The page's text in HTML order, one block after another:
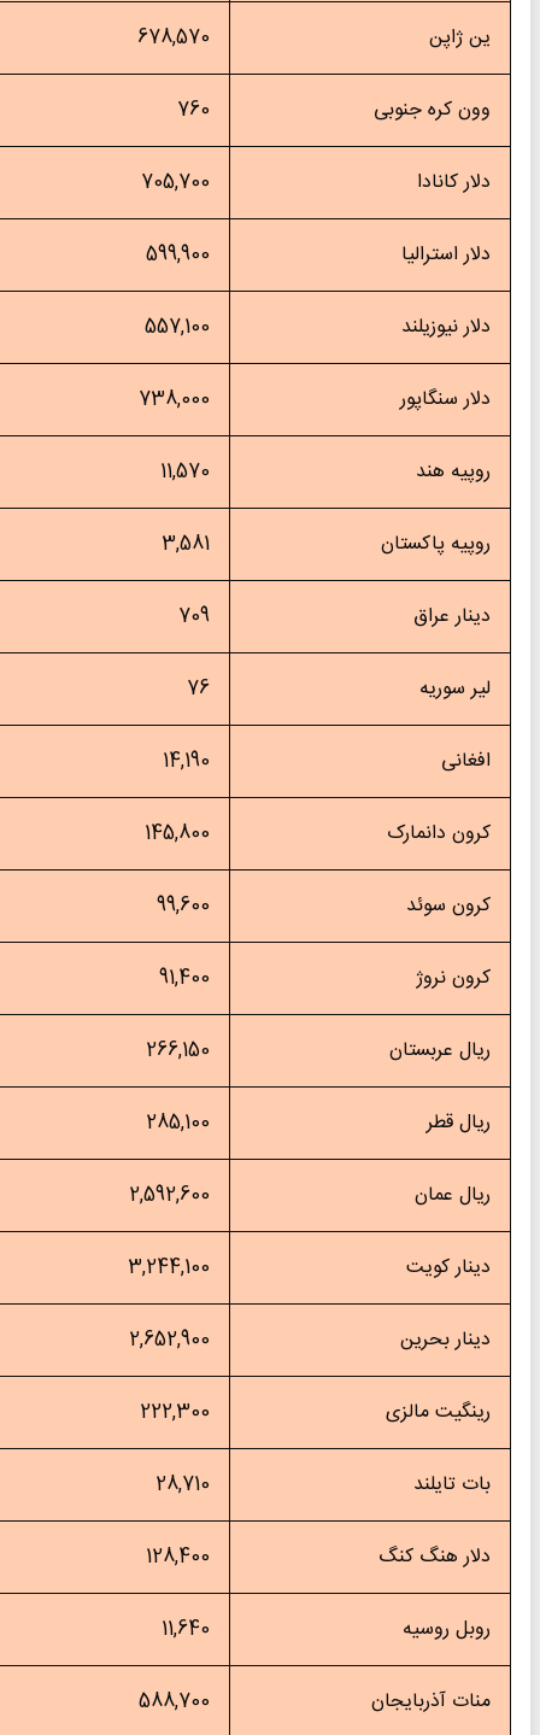
ژاپن 678,570
کره جنوبی
کانادا 705,700
استرالیا 599,900
نیوزیلند 557,100
سنگاپور 738,000
هند
پاکستان
عراق
سوریه
دانمارک 145,800
سوئد
نروژ
عربستان 266,150
قطر 285,100
عمان 2,592,600
کویت 3,244,100
بحرین 2,652,900
مالزی 222,300
تایلند
هنگ کنگ 128,400
روسیه
آذربایجان 588,700